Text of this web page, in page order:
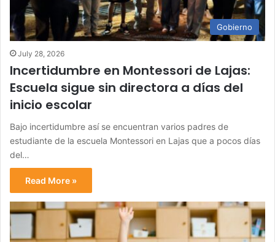
Gobierno
July 28, 2026
Incertidumbre en Montessori de Lajas:
Escuela sigue sin directora a días del
inicio escolar
Bajo incertidumbre así se encuentran varios padres de
estudiante de la escuela Montessori en Lajas que a pocos días
del…
Read More »